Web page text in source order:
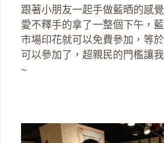
跟著小朋友一起手做藍晒的感
愛不釋手的拿了一整個下午，
市場印花就可以免費參加，等
可以參加了，超親民的門檻讓
~